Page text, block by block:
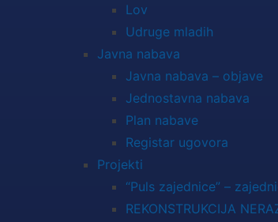
Lov
Udruge mladih
Javna nabava
Javna nabava – objave
Jednostavna nabava
Plan nabave
Registar ugovora
Projekti
“Puls zajednice” –
REKONSTRUKCIJA